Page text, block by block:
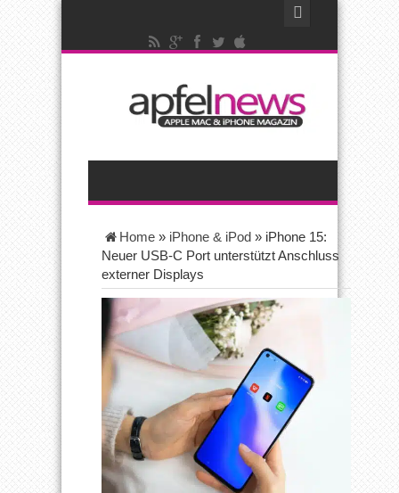
Home » iPhone & iPod » iPhone 15:
Neuer USB-C Port unterstützt Anschluss
externer Displays